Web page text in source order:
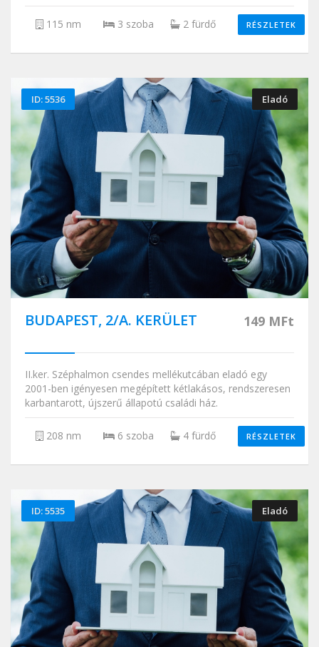
115 nm 3 szoba 2 fürdő RÉSZLETEK
ID: 5536 Eladó
BUDAPEST, 2/A. KERÜLET 149 MFt
II.ker. Széphalmon csendes mellékutcában eladó egy
2001-ben igényesen megépített kétlakásos, rendszeresen
karbantarott, újszerű állapotú családi ház.
208 nm 6 szoba 4 fürdő RÉSZLETEK
ID: 5535 Eladó